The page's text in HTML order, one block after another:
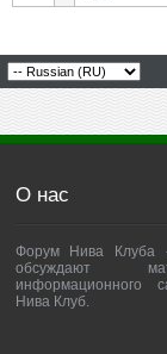
О нас
Форум Нива Клуба
обсуждают
информационного
Нива Клуб.